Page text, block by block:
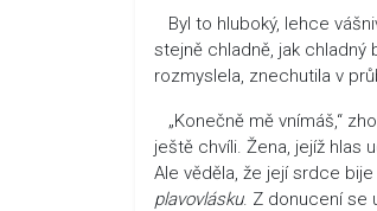
Byl to hluboký, lehce
stejně chladně, jak
rozmyslela, znechutila v
„Konečně mě vnímáš,“
ještě chvíli. Žena, jejíž hlas
Ale věděla, že její srdce
plavovlásku. Z donucení se